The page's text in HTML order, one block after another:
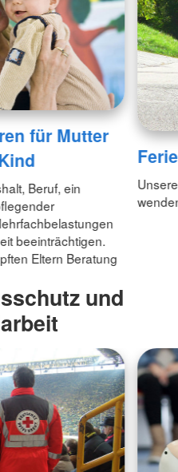
für Mutter
Beruf, ein
beeinträchtigen.
Eltern Beratung
und